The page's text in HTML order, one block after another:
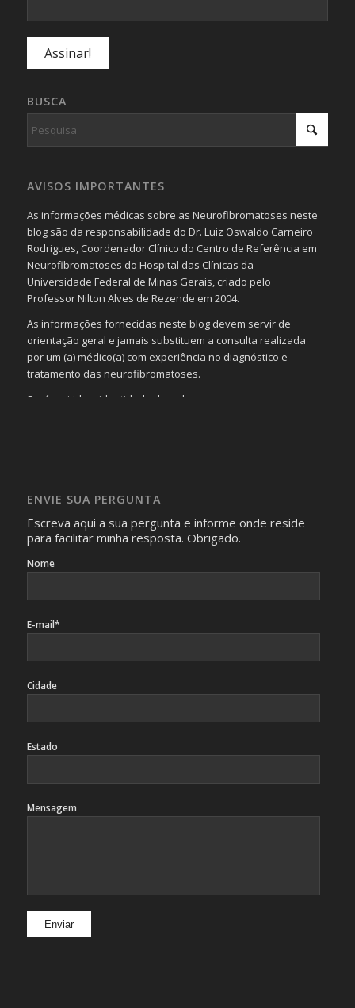
BUSCA
AVISOS IMPORTANTES
As informações médicas sobre as Neurofibromatoses neste
blog são da responsabilidade do Dr. Luiz Oswaldo Carneiro
Rodrigues, Coordenador Clínico do Centro de Referência em
Neurofibromatoses do Hospital das Clínicas da
Universidade Federal de Minas Gerais, criado pelo
Professor Nilton Alves de Rezende em 2004.
As informações fornecidas neste blog devem servir de
orientação geral e jamais substituem a consulta realizada
por um (a) médico(a) com experiência no diagnóstico e
tratamento das neurofibromatoses.
Será omitida a identidade de todas as pessoas que
identificação da pessoa fotografada.
ENVIE SUA PERGUNTA
Escreva aqui a sua pergunta e informe onde reside
para facilitar minha resposta. Obrigado.
Nome
E-mail*
Cidade
Estado
Mensagem